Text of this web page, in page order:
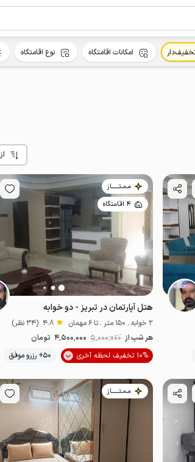
موقعیت در نقشه
مـمـتــــــاز
4 اقامتگاه
هتل آپارتمان در تبریز - دو خوابه
2 خوابه . 150 متر . تا 6 مهمان 4.8 (34 نظر)
هر شب از 5٬000٬000 4٬500٬000 تومان
10% تخفیف لحظه آخری
50+ رزرو موفق
مـمـتــــــاز
امکانات اقامتگاه نوع اقامتگاه